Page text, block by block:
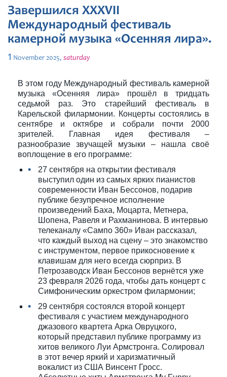
Current events
Festivals
Завершился ХХXVII
Международный фестиваль
камерной музыка «Осенняя лира».
1 November 2025, saturday
В этом году Международный фестиваль камерной
музыка «Осенняя лира» прошёл в тридцать
седьмой раз. Это старейший фестиваль в
Карельской филармонии. Концерты состоялись в
сентябре и октябре и собрали почти 2000
зрителей. Главная идея фестиваля –
разнообразие звучащей музыки – нашла своё
воплощение в его программе:
27 сентября на открытии фестиваля
выступил один из самых ярких пианистов
современности Иван Бессонов, подарив
публике безупречное исполнение
произведений Баха, Моцарта, Метнера,
Шопена, Равеля и Рахманинова. В интервью
телеканалу «Сампо 360» Иван рассказал,
что каждый выход на сцену – это знакомство
с инструментом, первое прикосновение к
клавишам для него всегда сюрприз. В
Петрозаводск Иван Бессонов вернётся уже
23 февраля 2026 года, чтобы дать концерт с
Симфоническим оркестром филармонии;
29 сентября состоялся второй концерт
фестиваля с участием международного
джазового квартета Арка Овруцкого,
который представил публике программу из
хитов великого Луи Армстронга. Солировал
в этот вечер яркий и харизматичный
вокалист из США Винсент Гросс.